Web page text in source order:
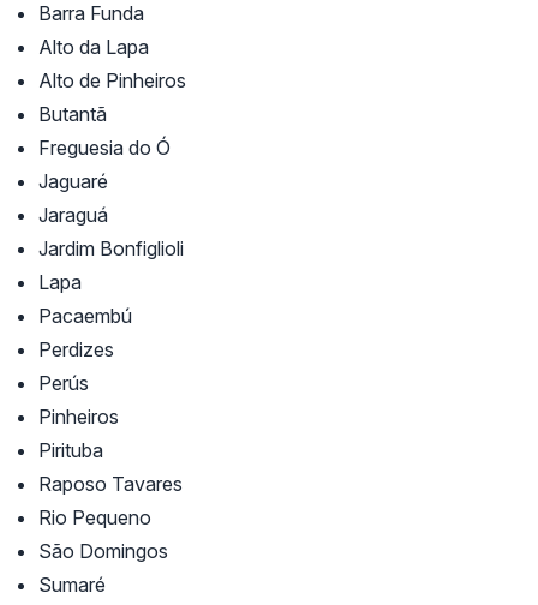
Barra Funda
Alto da Lapa
Alto de Pinheiros
Butantã
Freguesia do Ó
Jaguaré
Jaraguá
Jardim Bonfiglioli
Lapa
Pacaembú
Perdizes
Perús
Pinheiros
Pirituba
Raposo Tavares
Rio Pequeno
São Domingos
Sumaré